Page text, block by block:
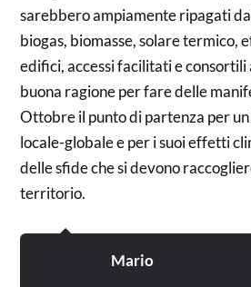
sarebbero ampiamente ripagati
biogas, biomasse, solare termico,
edifici, accessi facilitati e
buona ragione per fare delle
Ottobre il punto di partenza per
locale-globale e per i suoi effetti
delle sfide che si devono
territorio.
Mario